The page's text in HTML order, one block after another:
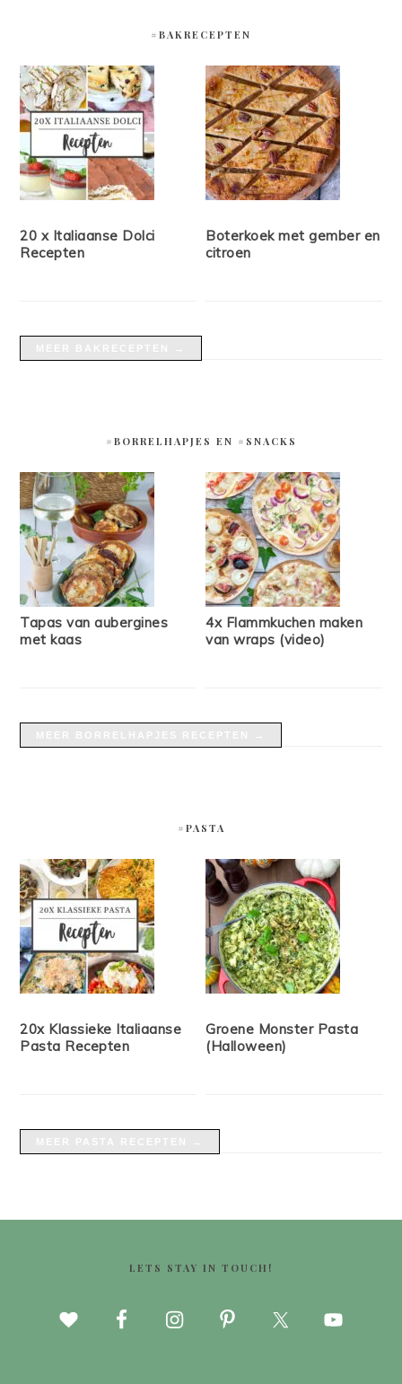
#BAKRECEPTEN
20 x Italiaanse Dolci
Recepten
Boterkoek met gember en
citroen
#BORRELHAPJES EN #SNACKS
Tapas van aubergines
met kaas
4x Flammkuchen maken
van wraps (video)
#PASTA
20x Klassieke Italiaanse
Pasta Recepten
Groene Monster Pasta
(Halloween)
LETS STAY IN TOUCH!